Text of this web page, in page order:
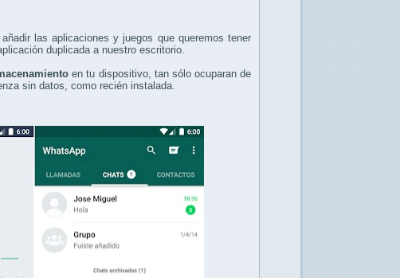
las aplicaciones y juegos que queremos tener
duplicada a nuestro escritorio.
en tu dispositivo, tan sólo ocuparan de
sin datos, como recién instalada.